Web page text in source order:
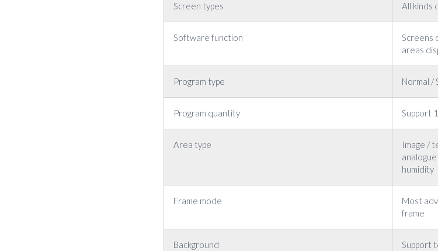
Screen types All kinds
Software function
Screens
areas
Program type Normal /
Program quantity Support
Area type
Image /
humidity
Frame mode
Most
frame
Background Support